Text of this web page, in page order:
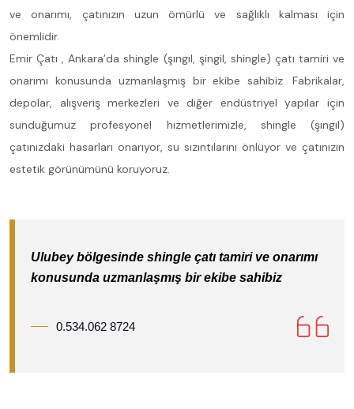
ve onarımı, çatınızın uzun ömürlü ve sağlıklı kalması için
önemlidir.
Emir Çatı , Ankara’da shingle (şıngıl, şingil, shingle) çatı tamiri ve
onarımı konusunda uzmanlaşmış bir ekibe sahibiz. Fabrikalar,
depolar, alışveriş merkezleri ve diğer endüstriyel yapılar için
sunduğumuz profesyonel hizmetlerimizle, shingle (şıngıl)
çatınızdaki hasarları onarıyor, su sızıntılarını önlüyor ve çatınızın
estetik görünümünü koruyoruz.
Ulubey bölgesinde shingle çatı tamiri ve onarımı
konusunda uzmanlaşmış bir ekibe sahibiz
0.534.062 8724